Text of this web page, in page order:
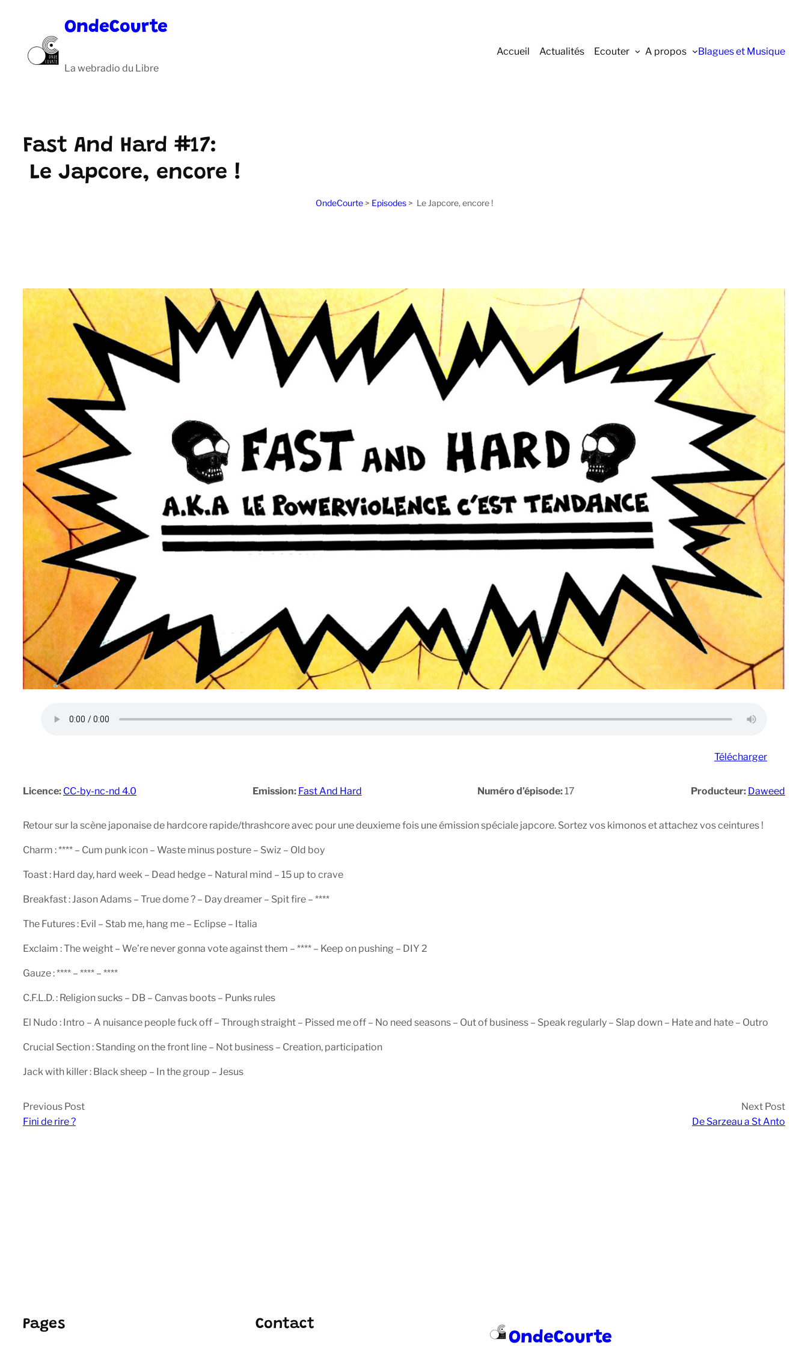
OndeCourte
La webradio du Libre
Accueil Actualités Ecouter A propos Blagues et Musique
Fast And Hard #17:
Le Japcore, encore !
OndeCourte> Episodes> Le Japcore, encore !
Télécharger
Licence: CC-by-nc-nd 4.0 Emission: Fast And Hard Numéro d’épisode:17 Producteur: Daweed
Retour sur la scène japonaise de hardcore rapide/thrashcore avec pour une deuxieme fois une émission spéciale japcore. Sortez vos kimonos et attachez vos ceintures !
Charm : **** – Cum punk icon – Waste minus posture – Swiz – Old boy
Toast : Hard day, hard week – Dead hedge – Natural mind – 15 up to crave
Breakfast : Jason Adams – True dome ? – Day dreamer – Spit fire – ****
The Futures : Evil – Stab me, hang me – Eclipse – Italia
Exclaim : The weight – We’re never gonna vote against them – **** – Keep on pushing – DIY 2
Gauze : **** – **** – ****
C.F.L.D. : Religion sucks – DB – Canvas boots – Punks rules
El Nudo : Intro – A nuisance people fuck off – Through straight – Pissed me off – No need seasons – Out of business – Speak regularly – Slap down – Hate and hate – Outro
Crucial Section : Standing on the front line – Not business – Creation, participation
Jack with killer : Black sheep – In the group – Jesus
Previous Post
Fini de rire ?
Next Post
De Sarzeau a St Anto
Pages Contact
OndeCourte